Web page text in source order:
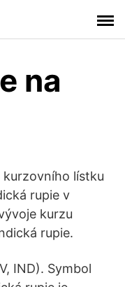
na
kurzovního lístku
rupie v
kurzu
rupie.
IND). Symbol